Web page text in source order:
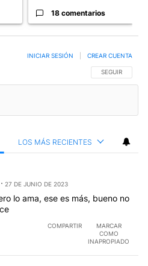
18 comentarios
SIGA ESTA
SEGUIR
INICIAR SESIÓN CREAR CUENTA
LOS MÁS RECIENTES
27 DE JUNIO DE 2023
lo ama, ese es más, bueno no
COMPARTIR
MARCAR
COMO
INAPROPIADO